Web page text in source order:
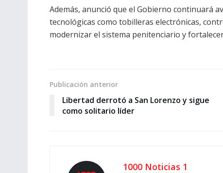
Además, anunció que el Gobierno continuará
tecnológicas como tobilleras electrónicas,
modernizar el sistema penitenciario y
Publicación anterior
Libertad derrotó a San Lorenzo y sigue
como solitario líder
1000 Noticias 1